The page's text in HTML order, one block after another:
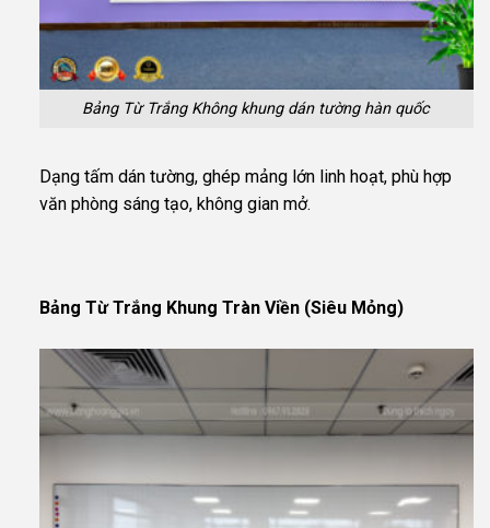
Bảng Từ Trắng Không khung dán tường hàn quốc
Dạng tấm dán tường, ghép mảng lớn linh hoạt, phù hợp
văn phòng sáng tạo, không gian mở.
Bảng Từ Trắng Khung Tràn Viền (Siêu Mỏng)